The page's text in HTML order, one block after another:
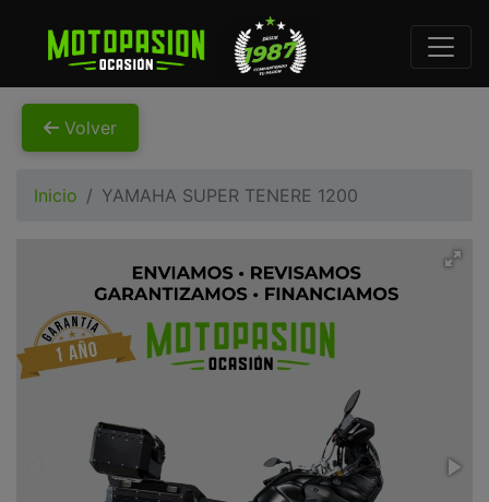
Volver
Inicio YAMAHA SUPER TENERE 1200